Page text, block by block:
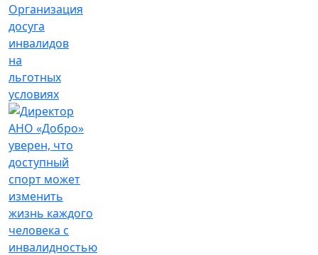
Организация
досуга
инвалидов
на
льготных
условиях